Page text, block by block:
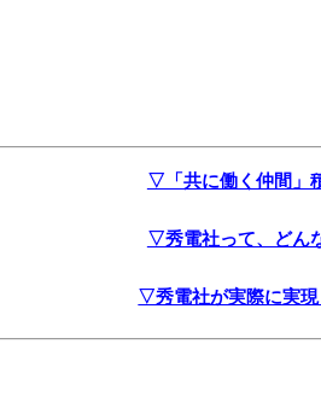
▽「共に働く仲間」
▽秀電社って、どん
▽秀電社が実際に実現